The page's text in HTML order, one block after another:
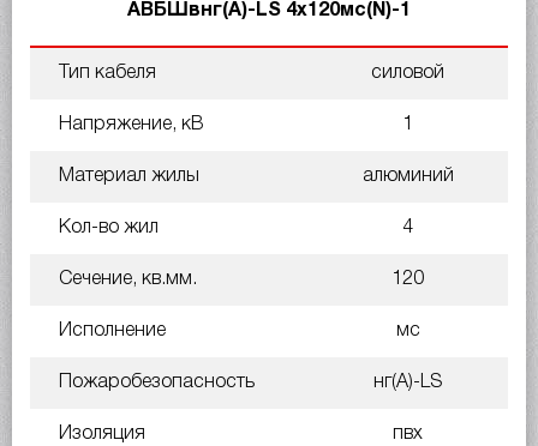
АВБШвнг(A)-LS 4х120мс(N)-1
Тип кабеля силовой
Напряжение, кВ 1
Материал жилы алюминий
Кол-во жил 4
Сечение, кв.мм. 120
Исполнение мс
Пожаробезопасность нг(A)-LS
Изоляция пвх